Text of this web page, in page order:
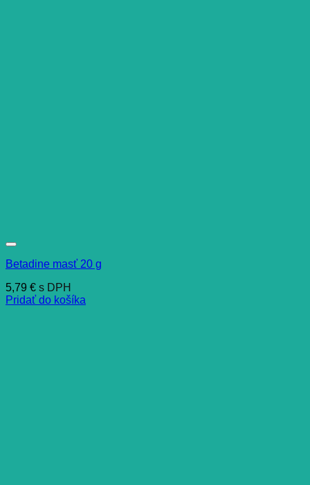
Betadine masť 20 g
5,79 € s DPH
Pridať do košíka